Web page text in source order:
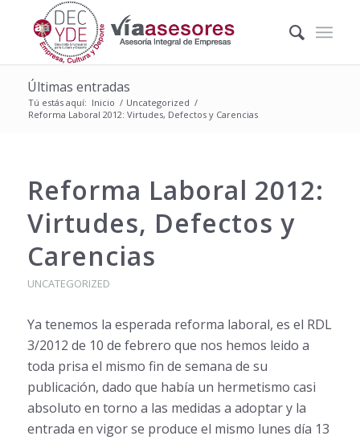
Últimas entradas
Tú estás aquí: Inicio / Uncategorized /
Reforma Laboral 2012: Virtudes, Defectos y Carencias
Reforma Laboral 2012:
Virtudes, Defectos y
Carencias
UNCATEGORIZED
Ya tenemos la esperada reforma laboral, es el RDL
3/2012 de 10 de febrero que nos hemos leido a
toda prisa el mismo fin de semana de su
publicación, dado que había un hermetismo casi
absoluto en torno a las medidas a adoptar y la
entrada en vigor se produce el mismo lunes día 13